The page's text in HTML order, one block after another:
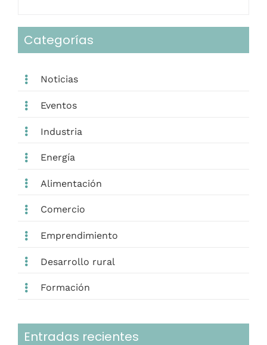
Categorías
Noticias
Eventos
Industria
Energía
Alimentación
Comercio
Emprendimiento
Desarrollo rural
Formación
Entradas recientes